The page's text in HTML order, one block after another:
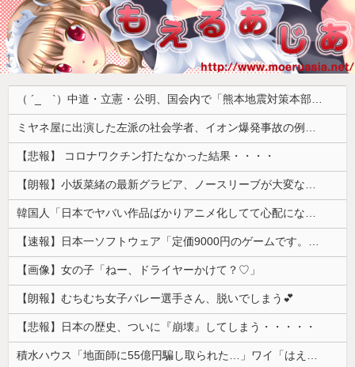
（ ´_ゝ`）中道・立憲・公明、国会内で「熊本地震対策本部会議」各省庁からヒアリング・現地から意見聴取「パーティション、人手、宿泊施設の不足や、外国人実習生の方々にも対応してほしい」今日の午後、政府に要望書を提出
ミヤネ屋に出演した左派の社会学者、イオン爆発事故の例のテナントに理解を示して……
【悲報】 コロナワクチン打たなかった結果・・・・
【朗報】小坂菜緒の最新グラビア、ノースリーブが大変なことになってるって...
韓国人「日本でヤバい作品ばかりアニメ化してて心配になる…」
【速報】日本一ソフトウェア「定価9000円のゲームです。買って下さい。」→結果・・・
【画像】女の子「ねー、ドライヤーかけて？♡」
【朗報】むちむち女子バレー選手さん、脱いでしまう💕
【悲報】日本の歴史、ついに『崩壊』してしまう・・・・・
積水ハウス「地面師に55億円騙し取られた…」ワイ「はえーかわいそう…会社滅茶苦茶やろなぁ」→